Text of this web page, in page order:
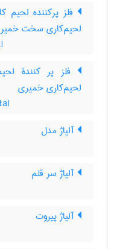
فلز پرکننده
لحیم‌کاری سخت
فلز پر کنندۀ
لحیم‌کاری خمیری
آلیاژ مدل
آلیاژ سر قلم
آلیاژ پیروت